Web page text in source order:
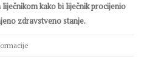
kako bi liječnik procijenio
zdravstveno stanje.